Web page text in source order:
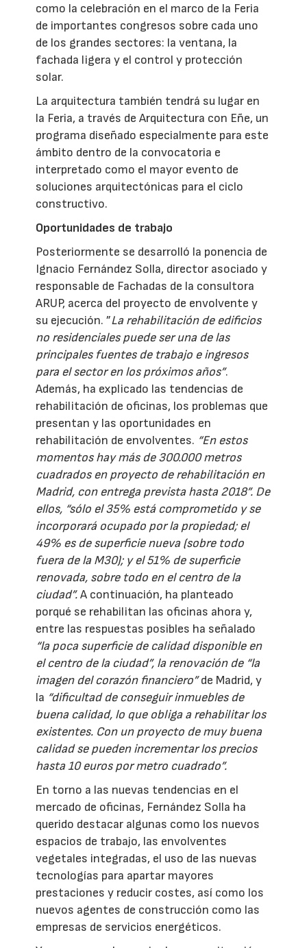
como la celebración en el marco de la Feria
de importantes congresos sobre cada uno
de los grandes sectores: la ventana, la
fachada ligera y el control y protección
solar.
La arquitectura también tendrá su lugar en
la Feria, a través de Arquitectura con Eñe, un
programa diseñado especialmente para este
ámbito dentro de la convocatoria e
interpretado como el mayor evento de
soluciones arquitectónicas para el ciclo
constructivo.
Oportunidades de trabajo
Posteriormente se desarrolló la ponencia de
Ignacio Fernández Solla, director asociado y
responsable de Fachadas de la consultora
ARUP, acerca del proyecto de envolvente y
su ejecución. ”La rehabilitación de edificios
no residenciales puede ser una de las
principales fuentes de trabajo e ingresos
para el sector en los próximos años”.
Además, ha explicado las tendencias de
rehabilitación de oficinas, los problemas que
presentan y las oportunidades en
rehabilitación de envolventes. “En estos
momentos hay más de 300.000 metros
cuadrados en proyecto de rehabilitación en
Madrid, con entrega prevista hasta 2018”. De
ellos, “sólo el 35% está comprometido y se
incorporará ocupado por la propiedad; el
49% es de superficie nueva (sobre todo
fuera de la M30); y el 51% de superficie
renovada, sobre todo en el centro de la
ciudad”.A continuación, ha planteado
porqué se rehabilitan las oficinas ahora y,
entre las respuestas posibles ha señalado
“la poca superficie de calidad disponible en
el centro de la ciudad”, la renovación de “la
imagen del corazón financiero”de Madrid, y
la “dificultad de conseguir inmuebles de
buena calidad, lo que obliga a rehabilitar los
existentes. Con un proyecto de muy buena
calidad se pueden incrementar los precios
hasta 10 euros por metro cuadrado”.
En torno a las nuevas tendencias en el
mercado de oficinas, Fernández Solla ha
querido destacar algunas como los nuevos
espacios de trabajo, las envolventes
vegetales integradas, el uso de las nuevas
tecnologías para apartar mayores
prestaciones y reducir costes, así como los
nuevos agentes de construcción como las
empresas de servicios energéticos.